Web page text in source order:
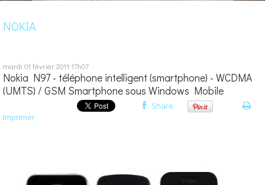
NOKIA
mardi 01 février 2011 17h07
Nokia N97 - téléphone intelligent (smartphone) - WCDMA
(UMTS) / GSM Smartphone sous Windows Mobile
Share
Imprimer